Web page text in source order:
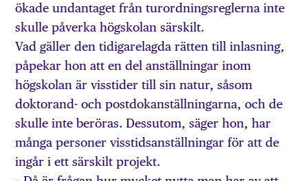
ökade undantaget från turordningsreglerna inte
skulle påverka högskolan särskilt.
Vad gäller den tidigarelagda rätten till inlasning,
påpekar hon att en del anställningar inom
högskolan är visstider till sin natur, såsom
doktorand- och postdokanställningarna, och de
skulle inte beröras. Dessutom, säger hon, har
många personer visstidsanställningar för att de
ingår i ett särskilt projekt.